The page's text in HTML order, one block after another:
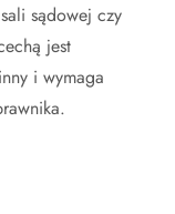
sądowej czy
jest
i wymaga